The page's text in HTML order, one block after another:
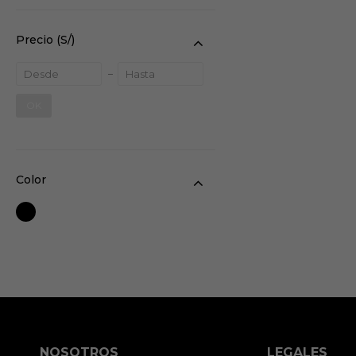
Precio (S/)
Color
NOSOTROS LEGALES